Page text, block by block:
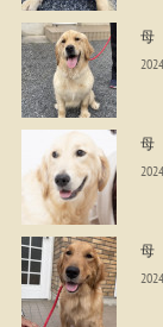
母
母
母